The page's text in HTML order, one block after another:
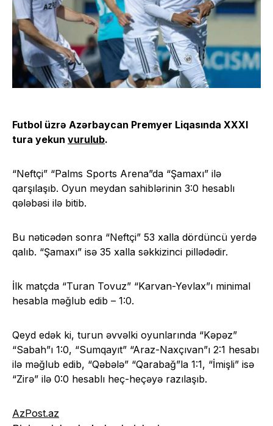
Futbol üzrə Azərbaycan Premyer Liqasında XXXI
tura yekun vurulub.
“Neftçi” “Palms Sports Arena”da “Şamaxı” ilə
qarşılaşıb. Oyun meydan sahiblərinin 3:0 hesablı
qələbəsi ilə bitib.
Bu nəticədən sonra “Neftçi” 53 xalla dördüncü yerdə
qalıb. “Şamaxı” isə 35 xalla səkkizinci pillədədir.
İlk matçda “Turan Tovuz” “Karvan-Yevlax”ı minimal
hesabla məğlub edib – 1:0.
Qeyd edək ki, turun əvvəlki oyunlarında “Kəpəz”
“Sabah”ı 1:0, “Sumqayıt” “Araz-Naxçıvan”ı 2:1 hesabı
ilə məğlub edib, “Qəbələ” “Qarabağ”la 1:1, “İmişli” isə
“Zirə” ilə 0:0 hesablı heç-heçəyə razılaşıb.
AzPost.az